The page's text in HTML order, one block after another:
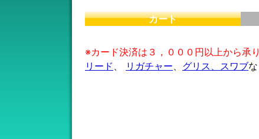
カート
※カード決済は３，０００円以上から承り
リード
リガチャー グリス、スワブ